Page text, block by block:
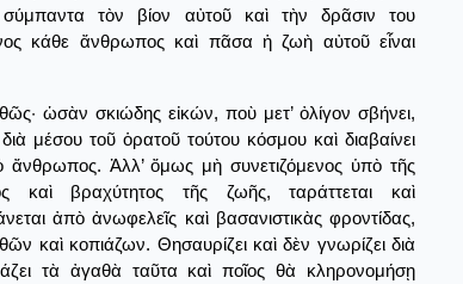
τὸν βίον αὐτοῦ καὶ τὴν δρᾶσιν του
κάθε ἄνθρωπος καὶ πᾶσα ἡ ζωὴ αὐτοῦ εἶναι
ὡσὰν σκιώδης εἰκών, ποὺ μετ’ ὀλίγον σβήνει,
μέσου τοῦ ὁρατοῦ τούτου κόσμου καὶ διαβαίνει
ἄνθρωπος. Ἀλλ’ ὄμως μὴ συνετιζόμενος ὑπὸ τῆς
καὶ βραχύτητος τῆς ζωῆς, ταράττεται καὶ
ἀπὸ ἀνωφελεῖς καὶ βασανιστικὰς φροντίδας,
καὶ κοπιάζων. Θησαυρίζει καὶ δὲν γνωρίζει διὰ
τὰ ἀγαθὰ ταῦτα καὶ ποῖος θὰ κληρονομήσῃ